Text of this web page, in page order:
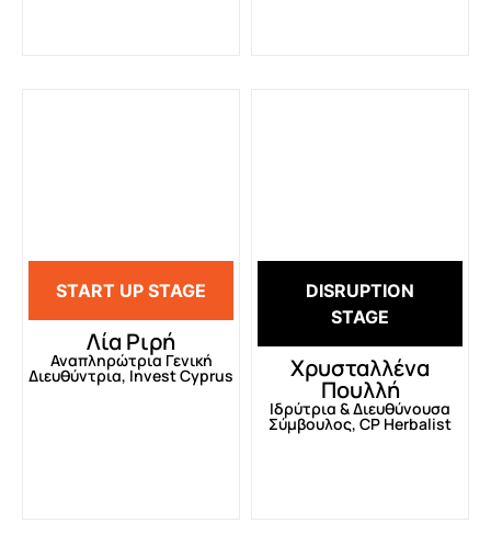
START UP STAGE
Λία Ριρή
Αναπληρώτρια Γενική
Διευθύντρια, Invest Cyprus
DISRUPTION
STAGE
Χρυσταλλένα
Πουλλή
Ιδρύτρια & Διευθύνουσα
Σύμβουλος, CP Herbalist